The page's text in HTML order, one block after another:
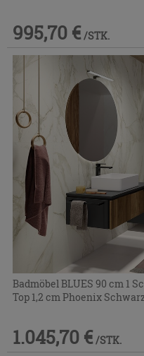
995,70 € /STK.
Badmöbel BLUES 90 cm 1
Top 1,2 cm Phoenix
1.045,70 € /STK.